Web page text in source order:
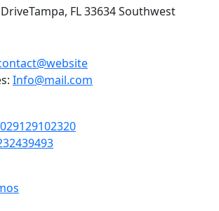
FL 33634 Southwest
Info@mail.com